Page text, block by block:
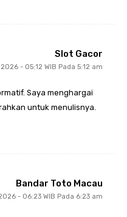
Slot Gacor
- 05:12 WIB Pada 5:12 am
Saya menghargai
untuk menulisnya.
Bandar Toto Macau
- 06:23 WIB Pada 6:23 am